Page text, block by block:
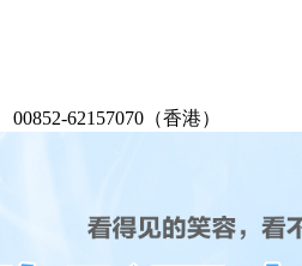
00852-62157070（香港）